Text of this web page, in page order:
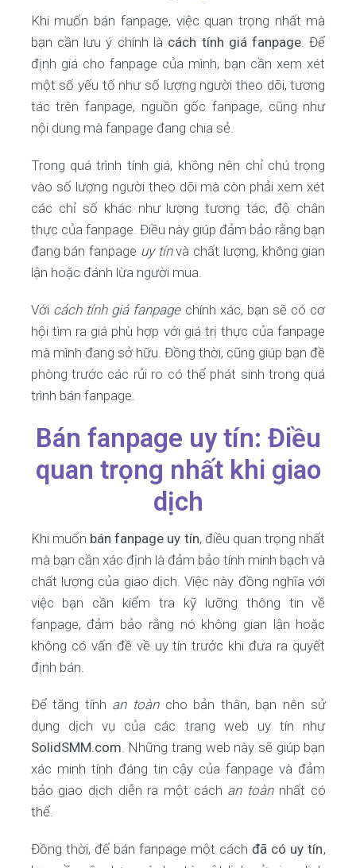
Khi muốn bán fanpage, việc quan trọng nhất mà
bạn cần lưu ý chính là cách tính giá fanpage. Để
định giá cho fanpage của mình, bạn cần xem xét
một số yếu tố như số lượng người theo dõi, tương
tác trên fanpage, nguồn gốc fanpage, cũng như
nội dung mà fanpage đang chia sẻ.
Trong quá trình tính giá, không nên chỉ chú trọng
vào số lượng người theo dõi mà còn phải xem xét
các chỉ số khác như lượng tương tác, độ chân
thực của fanpage. Điều này giúp đảm bảo rằng bạn
đang bán fanpage uy tínvà chất lượng, không gian
lận hoặc đánh lừa người mua.
Với cách tính giá fanpagechính xác, bạn sẽ có cơ
hội tìm ra giá phù hợp với giá trị thực của fanpage
mà mình đang sở hữu. Đồng thời, cũng giúp bạn đề
phòng trước các rủi ro có thể phát sinh trong quá
trình bán fanpage.
Bán fanpage uy tín: Điều
quan trọng nhất khi giao
dịch
Khi muốn bán fanpage uy tín, điều quan trọng nhất
mà bạn cần xác định là đảm bảo tính minh bạch và
chất lượng của giao dịch. Việc này đồng nghĩa với
việc bạn cần kiểm tra kỹ lưỡng thông tin về
fanpage, đảm bảo rằng nó không gian lận hoặc
không có vấn đề về uy tín trước khi đưa ra quyết
định bán.
Để tăng tính an toàncho bản thân, bạn nên sử
dụng dịch vụ của các trang web uy tín như
SolidSMM.com. Những trang web này sẽ giúp bạn
xác minh tính đáng tin cậy của fanpage và đảm
bảo giao dịch diễn ra một cách an toànnhất có
thể.
Đồng thời, để bán fanpage một cáchđã có uy tín,